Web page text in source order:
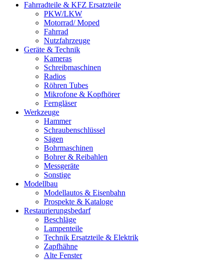
Fahrradteile & KFZ Ersatzteile
PKW/LKW
Motorrad/ Moped
Fahrrad
Nutzfahrzeuge
Geräte & Technik
Kameras
Schreibmaschinen
Radios
Röhren Tubes
Mikrofone & Kopfhörer
Ferngläser
Werkzeuge
Hammer
Schraubenschlüssel
Sägen
Bohrmaschinen
Bohrer & Reibahlen
Messgeräte
Sonstige
Modellbau
Modellautos & Eisenbahn
Prospekte & Kataloge
Restaurierungsbedarf
Beschläge
Lampenteile
Technik Ersatzteile & Elektrik
Zapfhähne
Alte Fenster